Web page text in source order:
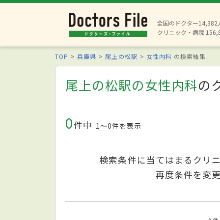
全国のドクター14,382
クリニック・病院
TOP 兵庫県 尾上の松駅 女性内科 の検索結果
尾上の松駅の女性内科の
0件中 1〜0件を表示
検索条件に当てはまるクリ
再度条件を変